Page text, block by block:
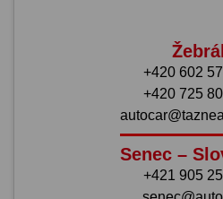
+420 602
+420 725
Senec –
+421 905